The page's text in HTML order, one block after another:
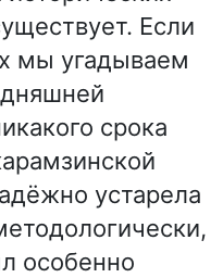
Если
мы угадываем
срока
устарела
особенно